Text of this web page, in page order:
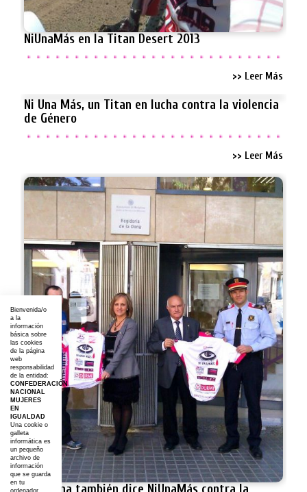
NiUnaMás en la Titan Desert 2013
>> Leer Más
Ni Una Más, un Titan en lucha contra la violencia
de Género
>> Leer Más
Bienvenida/o
a la
información
básica sobre
las cookies
de la página
web
responsabilidad
de la entidad:
CONFEDERACIÓN
NACIONAL
MUJERES
EN
IGUALDAD
Una cookie o
galleta
informática es
un pequeño
archivo de
información
que se guarda
en tu
ordenador,